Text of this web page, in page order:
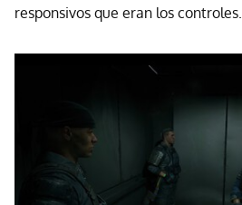
responsivos que eran los controles.